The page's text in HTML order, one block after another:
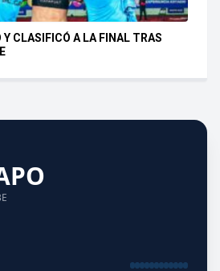
CLASIFICÓ A LA FINAL TRAS